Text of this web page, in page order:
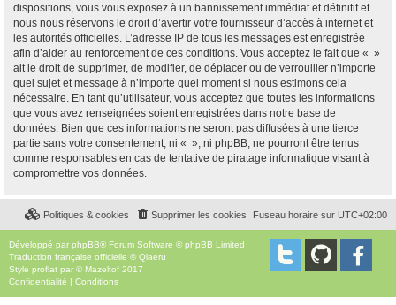
dispositions, vous vous exposez à un bannissement immédiat et définitif et
nous nous réservons le droit d’avertir votre fournisseur d’accès à internet et
les autorités officielles. L’adresse IP de tous les messages est enregistrée
afin d’aider au renforcement de ces conditions. Vous acceptez le fait que « »
ait le droit de supprimer, de modifier, de déplacer ou de verrouiller n’importe
quel sujet et message à n’importe quel moment si nous estimons cela
nécessaire. En tant qu’utilisateur, vous acceptez que toutes les informations
que vous avez renseignées soient enregistrées dans notre base de
données. Bien que ces informations ne seront pas diffusées à une tierce
partie sans votre consentement, ni « », ni phpBB, ne pourront être tenus
comme responsables en cas de tentative de piratage informatique visant à
compromettre vos données.
Fuseau horaire sur UTC+02:00
Supprimer les cookies
Politiques & cookies
Développé par phpBB® Forum Software © phpBB Limited
Traduction française officielle ©Qiaeru
Style proflat par © Mazeltof 2017
Confidentialité | Conditions